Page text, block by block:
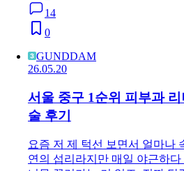
14
0
GUNDDAM
26.05.20
서울 중구 1순위 피부과
술 후기
요즘 저 제 턱선 보면서 얼마나
연의 섭리라지만 매일 야근하